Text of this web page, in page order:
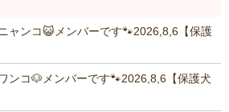
ャンコ😺メンバーです🐾2026,8,6【保護
ンコ🐶メンバーです🐾2026,8,6【保護犬